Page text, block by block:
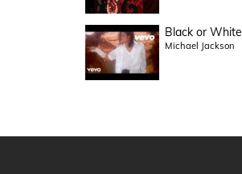
Black or White
Michael Jackson